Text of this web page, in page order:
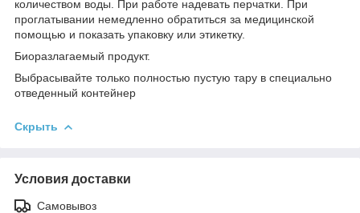
количеством воды. При работе надевать перчатки. При
проглатывании немедленно обратиться за медицинской
помощью и показать упаковку или этикетку.
Биоразлагаемый продукт.
Выбрасывайте только полностью пустую тару в специально
отведенный контейнер
Скрыть
Условия доставки
Самовывоз